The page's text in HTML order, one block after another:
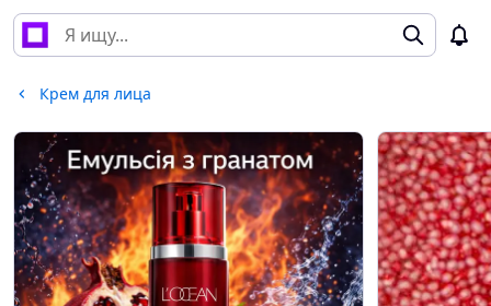
Крем для лица